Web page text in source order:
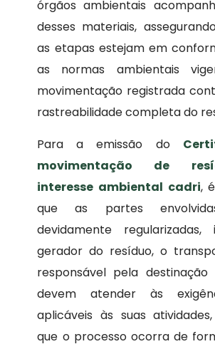
órgãos ambientais
desses materiais,
as etapas estejam em
as normas ambientais
movimentação registrada
rastreabilidade completa do
Para a emissão do
movimentação de
interesse ambiental cadri,
que as partes
devidamente regularizadas,
gerador do resíduo, o
responsável pela destinação
devem atender às
aplicáveis às suas
que o processo ocorra de